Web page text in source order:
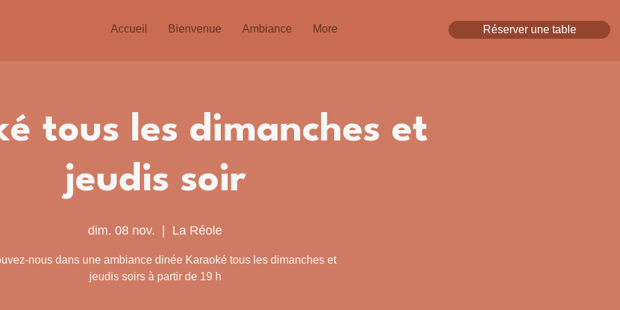
Accueil Bienvenue Ambiance More Réserver une table
tous les dimanches et
jeudis soir
dim. 08 nov. La Réole
nous dans une ambiance dinée Karaoké tous les dimanches et
jeudis soirs à partir de 19 h